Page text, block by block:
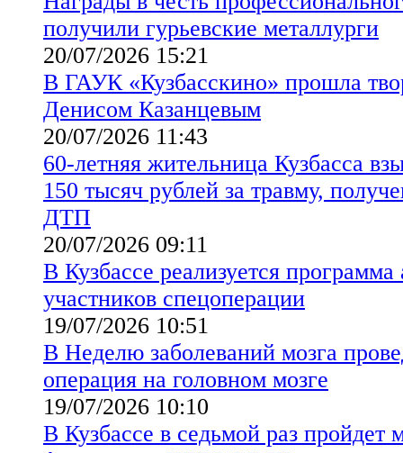
получили гурьевские металлурги
20/07/2026 15:21
В ГАУК «Кузбасскино» прошла
Денисом Казанцевым
20/07/2026 11:43
60-летняя жительница Кузбасса
150 тысяч рублей за травму,
ДТП
20/07/2026 09:11
В Кузбассе реализуется
участников спецоперации
19/07/2026 10:51
В Неделю заболеваний мозга
операция на головном мозге
19/07/2026 10:10
В Кузбассе в седьмой раз пройдет